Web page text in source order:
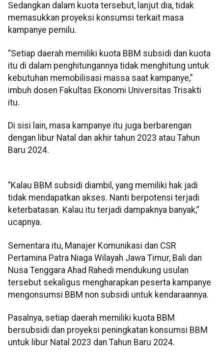
Sedangkan dalam kuota tersebut, lanjut dia, tidak
memasukkan proyeksi konsumsi terkait masa
kampanye pemilu.
“Setiap daerah memiliki kuota BBM subsidi dan kuota
itu di dalam penghitungannya tidak menghitung untuk
kebutuhan memobilisasi massa saat kampanye,”
imbuh dosen Fakultas Ekonomi Universitas Trisakti
itu.
Di sisi lain, masa kampanye itu juga berbarengan
dengan libur Natal dan akhir tahun 2023 atau Tahun
Baru 2024.
“Kalau BBM subsidi diambil, yang memiliki hak jadi
tidak mendapatkan akses. Nanti berpotensi terjadi
keterbatasan. Kalau itu terjadi dampaknya banyak,”
ucapnya.
Sementara itu, Manajer Komunikasi dan CSR
Pertamina Patra Niaga Wilayah Jawa Timur, Bali dan
Nusa Tenggara Ahad Rahedi mendukung usulan
tersebut sekaligus mengharapkan peserta kampanye
mengonsumsi BBM non subsidi untuk kendaraannya.
Pasalnya, setiap daerah memiliki kuota BBM
bersubsidi dan proyeksi peningkatan konsumsi BBM
untuk libur Natal 2023 dan Tahun Baru 2024.